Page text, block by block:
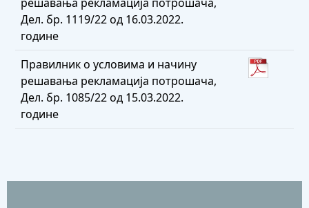
Дел. бр. 1119/22 од 16.03.2022.
године
Правилник о условима и начину
решавања рекламација потрошача,
Дел. бр. 1085/22 од 15.03.2022.
године